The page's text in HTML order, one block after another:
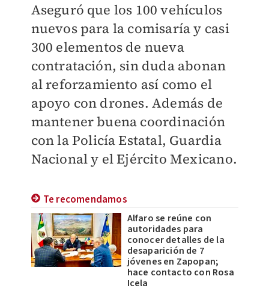
Aseguró que los 100 vehículos
nuevos para la comisaría y casi
300 elementos de nueva
contratación, sin duda abonan
al reforzamiento así como el
apoyo con drones. Además de
mantener buena coordinación
con la Policía Estatal, Guardia
Nacional y el Ejército Mexicano.
Te recomendamos
Alfaro se reúne con
autoridades para
conocer detalles de la
desaparición de 7
jóvenes en Zapopan;
hace contacto con Rosa
Icela